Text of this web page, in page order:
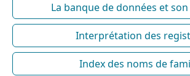
La banque de données et
Interprétation des
Index des noms de